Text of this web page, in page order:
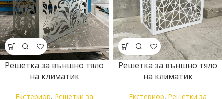
Решетка за външно тяло
на климатик
Екстериор, Решетки за
Решетка за външно тяло
на климатик
Екстериор, Решетки за